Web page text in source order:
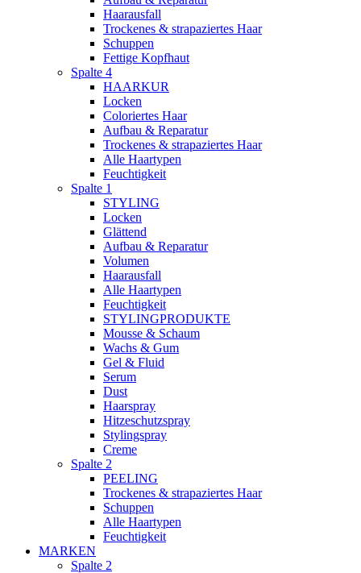
Haarausfall
Trockenes & strapaziertes Haar
Schuppen
Fettige Kopfhaut
Spalte 4
HAARKUR
Locken
Coloriertes Haar
Aufbau & Reparatur
Trockenes & strapaziertes Haar
Alle Haartypen
Feuchtigkeit
Spalte 1
STYLING
Locken
Glättend
Aufbau & Reparatur
Volumen
Haarausfall
Alle Haartypen
Feuchtigkeit
STYLINGPRODUKTE
Mousse & Schaum
Wachs & Gum
Gel & Fluid
Serum
Dust
Haarspray
Hitzeschutzspray
Stylingspray
Creme
Spalte 2
PEELING
Trockenes & strapaziertes Haar
Schuppen
Alle Haartypen
Feuchtigkeit
MARKEN
Spalte 2